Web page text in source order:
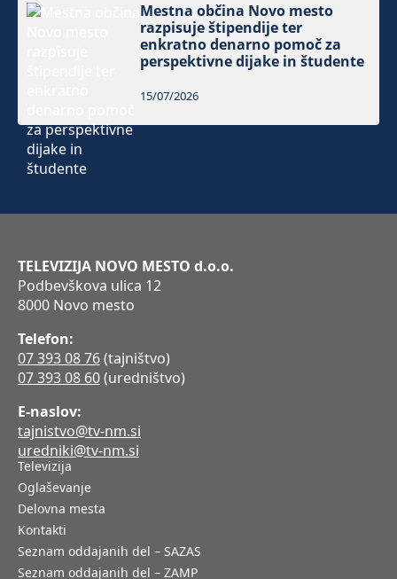
Mestna občina Novo mesto
razpisuje štipendije ter
enkratno denarno pomoč za
perspektivne dijake in študente
15/07/2026
TELEVIZIJA NOVO MESTO d.o.o.
Podbevškova ulica 12
8000 Novo mesto
Telefon:
07 393 08 76(tajništvo)
07 393 08 60(uredništvo)
E-naslov:
tajnistvo@tv-nm.si
uredniki@tv-nm.si
Televizija
Oglaševanje
Delovna mesta
Kontakti
Seznam oddajanih del – SAZAS
Seznam oddajanih del – ZAMP